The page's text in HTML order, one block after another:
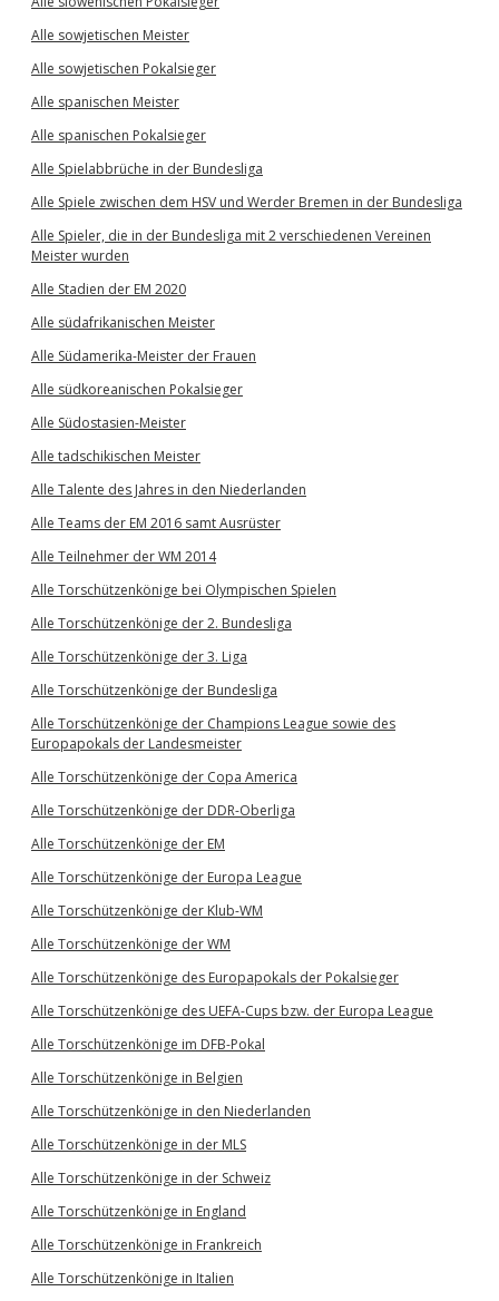
Alle sowjetischen Meister
Alle sowjetischen Pokalsieger
Alle spanischen Meister
Alle spanischen Pokalsieger
Alle Spielabbrüche in der Bundesliga
Alle Spiele zwischen dem HSV und Werder Bremen in der Bundesliga
Alle Spieler, die in der Bundesliga mit 2 verschiedenen Vereinen
Meister wurden
Alle Stadien der EM 2020
Alle südafrikanischen Meister
Alle Südamerika-Meister der Frauen
Alle südkoreanischen Pokalsieger
Alle Südostasien-Meister
Alle tadschikischen Meister
Alle Talente des Jahres in den Niederlanden
Alle Teams der EM 2016 samt Ausrüster
Alle Teilnehmer der WM 2014
Alle Torschützenkönige bei Olympischen Spielen
Alle Torschützenkönige der 2. Bundesliga
Alle Torschützenkönige der 3. Liga
Alle Torschützenkönige der Bundesliga
Alle Torschützenkönige der Champions League sowie des
Europapokals der Landesmeister
Alle Torschützenkönige der Copa America
Alle Torschützenkönige der DDR-Oberliga
Alle Torschützenkönige der EM
Alle Torschützenkönige der Europa League
Alle Torschützenkönige der Klub-WM
Alle Torschützenkönige der WM
Alle Torschützenkönige des Europapokals der Pokalsieger
Alle Torschützenkönige des UEFA-Cups bzw. der Europa League
Alle Torschützenkönige im DFB-Pokal
Alle Torschützenkönige in Belgien
Alle Torschützenkönige in den Niederlanden
Alle Torschützenkönige in der MLS
Alle Torschützenkönige in der Schweiz
Alle Torschützenkönige in England
Alle Torschützenkönige in Frankreich
Alle Torschützenkönige in Italien